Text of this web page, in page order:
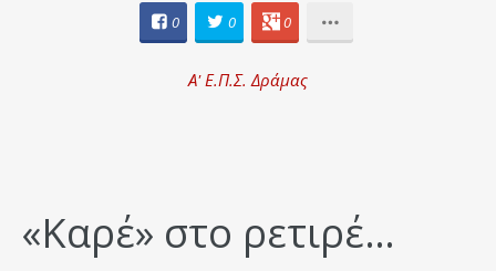
0 0 0
Α' Ε.Π.Σ. Δράμας
«Καρέ» στο ρετιρέ…